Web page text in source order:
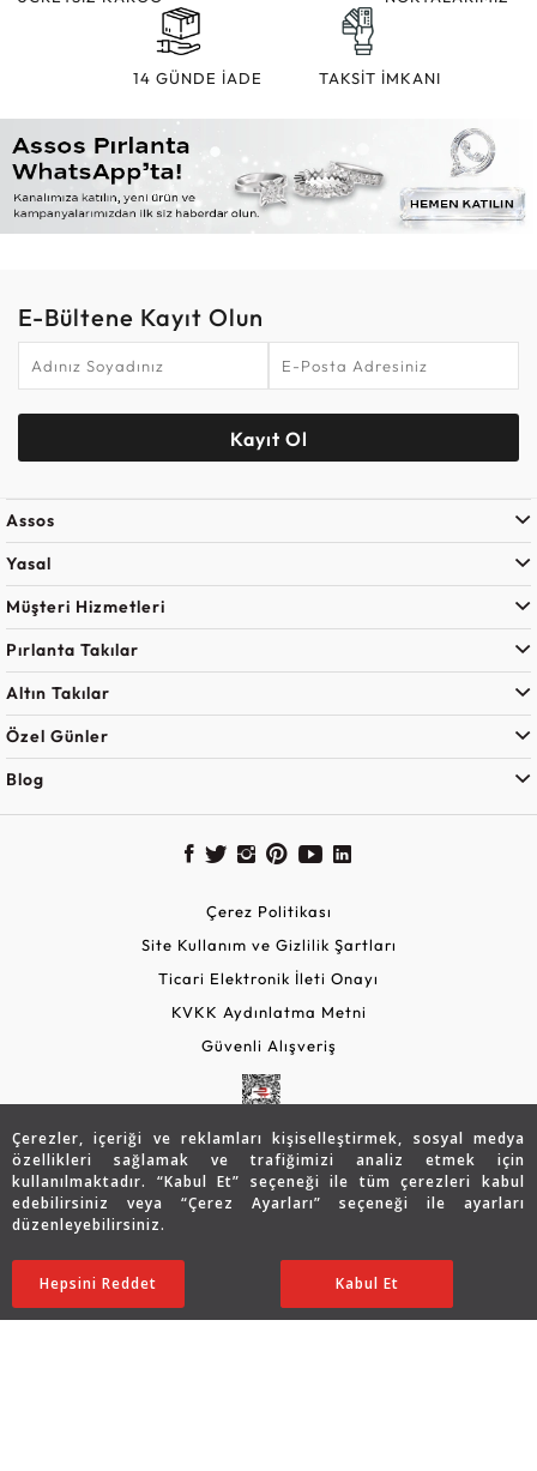
Çerezler, içeriği ve reklamları kişiselleştirmek, sosyal medya
özellikleri sağlamak ve trafiğimizi analiz etmek için
kullanılmaktadır. “Kabul Et” seçeneği ile tüm çerezleri kabul
edebilirsiniz veya “Çerez Ayarları” seçeneği ile ayarları
düzenleyebilirsiniz.
Ayarları Düzenle
Hepsini Reddet Kabul Et
100.534 TL
50.267TL SATIN ALIN
14 GÜNDE İADE TAKSİT İMKANI
E-Bültene Kayıt Olun
Kayıt Ol
Assos
Yasal
Müşteri Hizmetleri
Pırlanta Takılar
Altın Takılar
Özel Günler
Blog
Çerez Politikası
Site Kullanım ve Gizlilik Şartları
Ticari Elektronik İleti Onayı
KVKK Aydınlatma Metni
Güvenli Alışveriş
Copyright © 2026 Assos Pırlanta - Bu sitenin tüm hakları